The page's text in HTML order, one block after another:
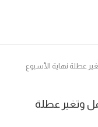
عطلة نهاية الأسبوع
وتغير عطلة